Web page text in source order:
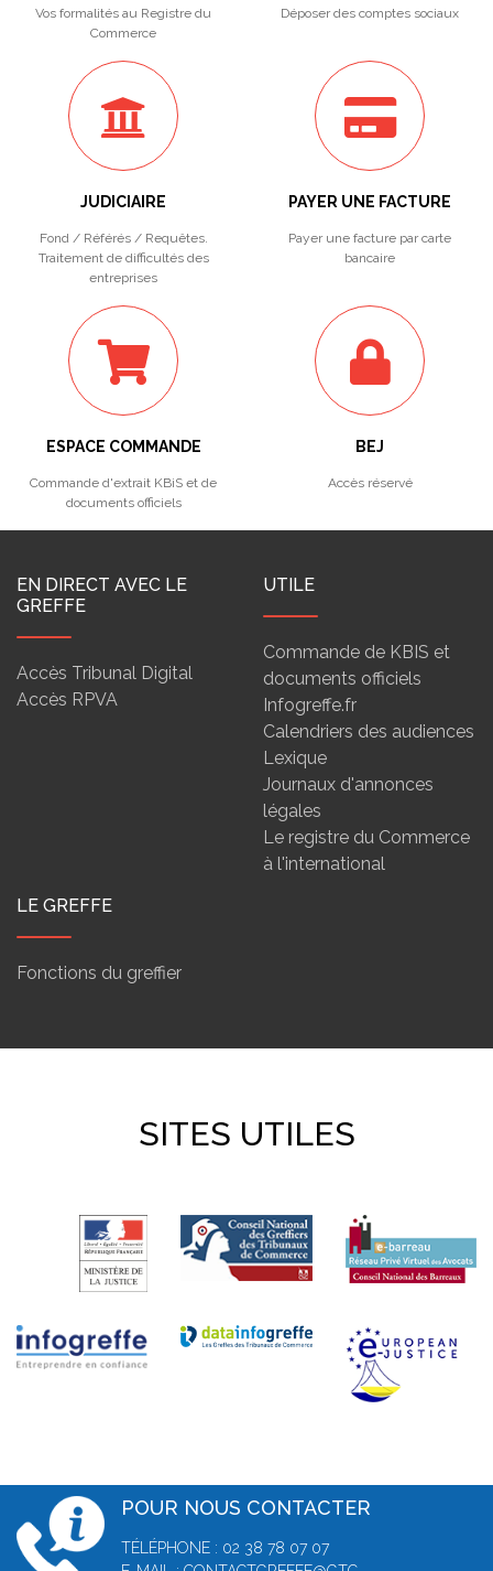
Vos formalités au Registre du
Commerce
Déposer des comptes sociaux
JUDICIAIRE
Fond / Référés / Requêtes.
Traitement de difficultés des
entreprises
PAYER UNE FACTURE
Payer une facture par carte
bancaire
ESPACE COMMANDE
Commande d'extrait KBiS et de
documents officiels
BEJ
Accès réservé
EN DIRECT AVEC LE
GREFFE
Accès Tribunal Digital
Accès RPVA
UTILE
Commande de KBIS et
documents officiels
Infogreffe.fr
Calendriers des audiences
Lexique
Journaux d'annonces
légales
Le registre du Commerce
à l'international
LE GREFFE
Fonctions du greffier
SITES UTILES
POUR NOUS CONTACTER
TÉLÉPHONE : 02 38 78 07 07